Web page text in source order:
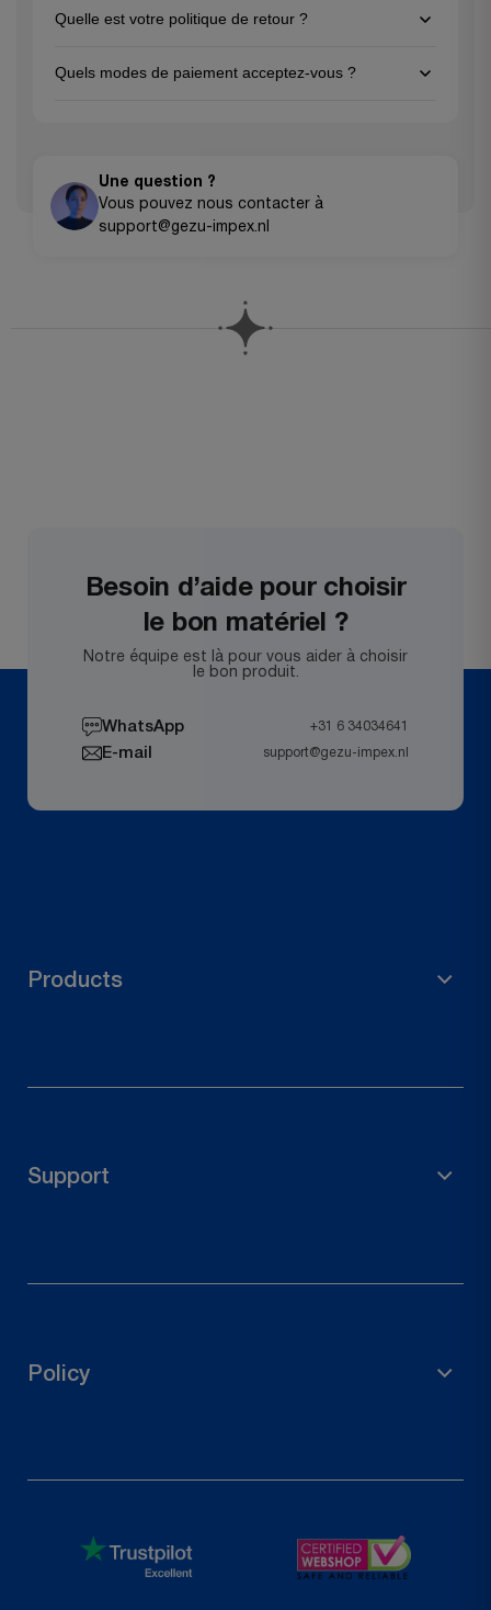
des conseils personnalisés. Nous sommes là pour vous aider à
impex.nlou via notre formulaire de contact. Nous sommes
Quelle est votre politique de retour ?
articles inutilisés dans leur emballage d’origine. Veuillez
Quels modes de paiement acceptez-vous ?
importantes.Une question ?
Vous pouvez nous contacter à
support@gezu-impex.nl
Besoin d’aide pour choisir
le bon matériel ?
Notre équipe est là pour vous aider à choisir
le bon produit.
WhatsApp +31 6 34034641
E-mail support@gezu-impex.nl
Products
Matériel d'échafaudage
Support
Droit de rétractation
Policy
politique de confidentialité
Conditions d'utilisation